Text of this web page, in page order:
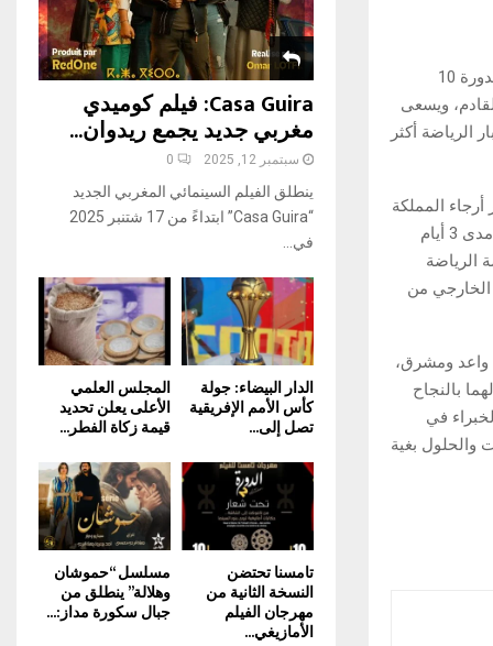
تنظم جمعية مغرب الرياضات، التابعة للمدرسة الوطنية للتجارة والتسيير بمدينة سطات الدورة 10
ويسعى
الرياضة أكثر
ينحدرون من 20 مدرسة عليا عبر أرجاء المملكة
سيتنافسون في أزيد من 15 تخصص رياضي، وستمتد هذه التظاهرة الرياضية الكبرى على مدى 3 أيام
الرياضة
الخارجي من
واعد ومشرق،
بالنجاح
في
والحلول بغية
Casa Guira: فيلم كوميدي
مغربي جديد يجمع ريدوان...
سبتمبر 12, 2025 0
ينطلق الفيلم السينمائي المغربي الجديد
“Casa Guira” ابتداءً من 17 شتنبر 2025
في...
المجلس العلمي
الأعلى يعلن تحديد
قيمة زكاة الفطر...
الدار البيضاء: جولة
كأس الأمم الإفريقية
تصل إلى...
مسلسل “حموشان
وهلالة” ينطلق من
جبال سكورة مداز:...
تامسنا تحتضن
النسخة الثانية من
مهرجان الفيلم
الأمازيغي...